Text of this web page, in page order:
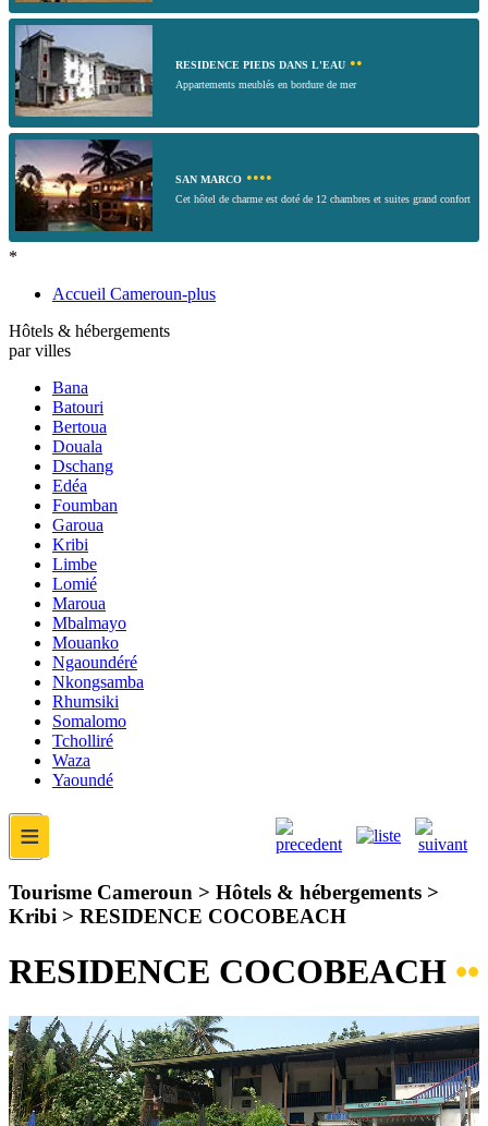
RESIDENCE PIEDS DANS L'EAU ••
Appartements meublés en bordure de mer
SAN MARCO ••••
Cet hôtel de charme est doté de 12 chambres et suites grand confort
*
Accueil Cameroun-plus
Hôtels & hébergements
par villes
Bana
Batouri
Bertoua
Douala
Dschang
Edéa
Foumban
Garoua
Kribi
Limbe
Lomié
Maroua
Mbalmayo
Mouanko
Ngaoundéré
Nkongsamba
Rhumsiki
Somalomo
Tcholliré
Waza
Yaoundé
≡
Tourisme Cameroun > Hôtels & hébergements >
Kribi > RESIDENCE COCOBEACH
RESIDENCE COCOBEACH ••